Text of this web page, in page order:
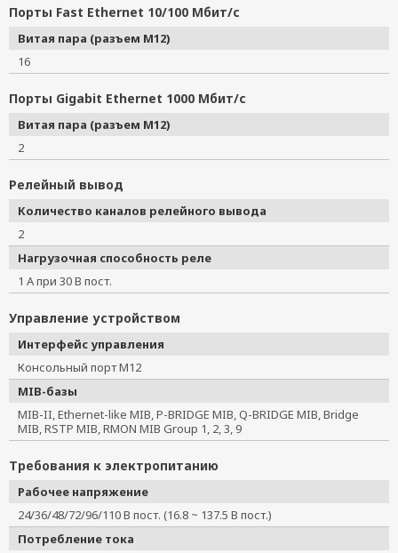
Порты Fast Ethernet 10/100 Мбит/с
Витая пара (разъем M12)
16
Порты Gigabit Ethernet 1000 Мбит/с
Витая пара (разъем M12)
2
Релейный вывод
Количество каналов релейного вывода
2
Нагрузочная способность реле
1 А при 30 В пост.
Управление устройством
Интерфейс управления
Консольный порт M12
MIB-базы
MIB-II, Ethernet-like MIB, P-BRIDGE MIB, Q-BRIDGE MIB, Bridge
MIB, RSTP MIB, RMON MIB Group 1, 2, 3, 9
Требования к электропитанию
Рабочее напряжение
24/36/48/72/96/110 В пост. (16.8 ~ 137.5 В пост.)
Потребление тока